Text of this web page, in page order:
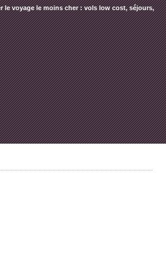
voyage le moins cher : vols low cost, séjours,